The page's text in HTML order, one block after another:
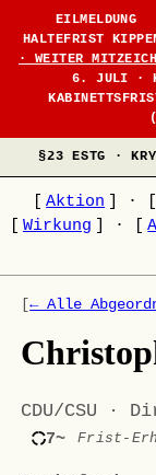
EILMELDUNG
HALTEFRIST
· WEITER
6. JULI ·
§23 ESTG ·
Aktion ·
Wirkung ·
[← Alle
CDU/CSU ·
7~ Frist-